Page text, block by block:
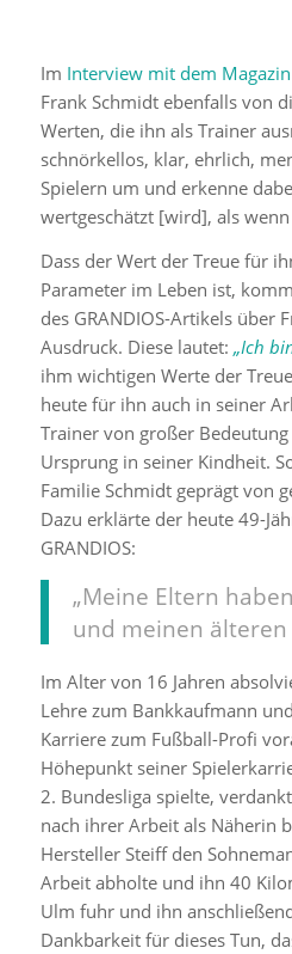
Im Interview mit dem Magazin
Frank Schmidt ebenfalls von
Werten, die ihn als Trainer
schnörkellos, klar, ehrlich,
Spielern um und erkenne
wertgeschätzt [wird], als
Dass der Wert der Treue für
Parameter im Leben ist,
des GRANDIOS-Artikels über
Ausdruck. Diese lautet: „Ich
ihm wichtigen Werte der
heute für ihn auch in seiner
Trainer von großer
Ursprung in seiner Kindheit.
Familie Schmidt geprägt von
Dazu erklärte der heute 49-
GRANDIOS:
„Meine Eltern
und meinen älteren
Im Alter von 16 Jahren
Lehre zum Bankkaufmann
Karriere zum Fußball-Profi
Höhepunkt seiner
2. Bundesliga spielte,
nach ihrer Arbeit als Näherin
Hersteller Steiff den
Arbeit abholte und ihn 40
Ulm fuhr und ihn
Dankbarkeit für dieses Tun,